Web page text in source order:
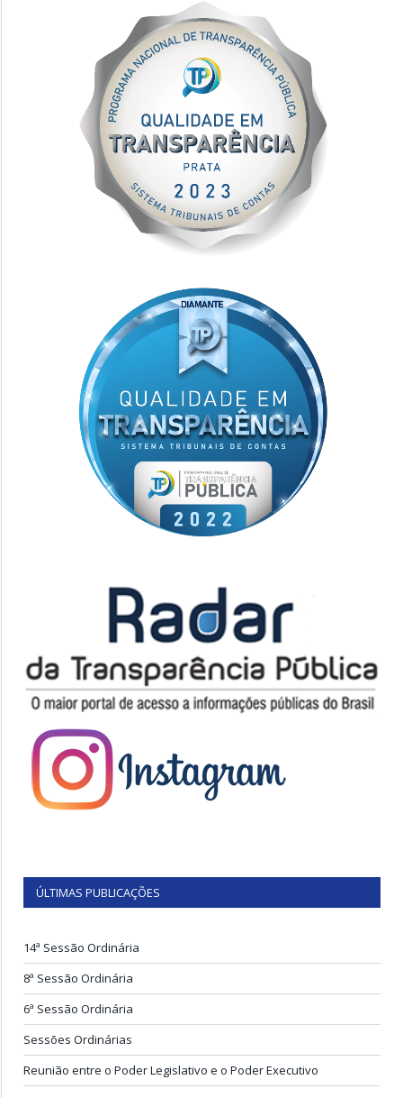
ÚLTIMAS PUBLICAÇÕES
14ª Sessão Ordinária
8ª Sessão Ordinária
6ª Sessão Ordinária
Sessões Ordinárias
Reunião entre o Poder Legislativo e o Poder Executivo